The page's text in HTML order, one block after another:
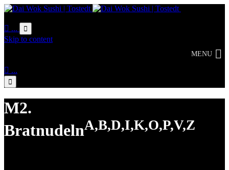
 ... 
Skip to content
MENU
 ...

M2.
BratnudelnA,B,D,I,K,O,P,V,Z